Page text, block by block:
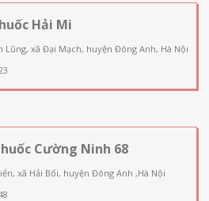
Hải Mi
Lũng, xã Đại Mạch, huyện Đông Anh, Hà Nội
Cường Ninh 68
xã Hải Bối, huyện Đông Anh ,Hà Nội